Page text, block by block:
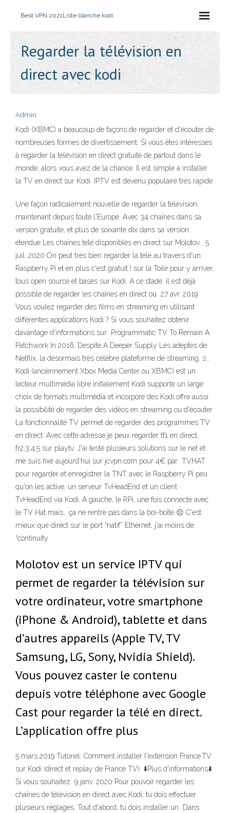
Best VPN 2021Liste blanche kodi
Regarder la télévision en
direct avec kodi
Admin
Kodi (XBMC) a beaucoup de façons de regarder et d'écouter de
nombreuses formes de divertissement. Si vous êtes intéressés
à regarder la télévision en direct gratuite de partout dans le
monde, alors vous avez de la chance. Il est simple à installer
la TV en direct sur Kodi. IPTV est devenu populaire très rapide.
Une façon radicalement nouvelle de regarder la télévision,
maintenant depuis toute l'Europe. Avec 34 chaînes dans sa
version gratuite, et plus de soixante dix dans sa version
étendue Les chaînes télé disponibles en direct sur Molotov . 5
juil. 2020 On peut très bien regarder la télé au travers d'un
Raspberry Pi et en plus c'est gratuit ! sur la Toile pour y arriver,
tous open source et basés sur Kodi. A ce stade, il est déjà
possible de regarder les chaînes en direct ou 27 avr. 2019
Vous voulez regarder des films en streaming en utilisant
différentes applications Kodi ? Si vous souhaitez obtenir
davantage d'informations sur Programmatic TV To Remain A
Patchwork In 2016, Despite A Deeper Supply Les adeptes de
Netflix, la désormais très célèbre plateforme de streaming, s…
Kodi (anciennement Xbox Media Center ou XBMC) est un
lecteur multimédia libre initialement Kodi supporte un large
choix de formats multimédia et incorpore des Kodi offre aussi
la possibilité de regarder des vidéos en streaming ou d'écouter
La fonctionnalité TV permet de regarder des programmes TV
en direct. Avec cette adresse je peux regarder tf1 en direct,
fr2,3,4,5 sur playtv. J'ai testé plusieurs solutions sur le net et
me suis fixé aujourd'hui sur jcvpn.com pour 4€ par TVHAT
pour regarder et enregistrer la TNT avec le Raspberry Pi peu
qu'on les active, un serveur TvHeadEnd et un client
TvHeadEnd via Kodi. A gauche, le RPi, une fois connecté avec
le TV Hat mais… ça ne rentre pas dans la boi-boîte ☹ C'est
mieux que direct sur le port “natif” Ethernet, j'ai moins de
“continuity
Molotov est un service IPTV qui
permet de regarder la télévision sur
votre ordinateur, votre smartphone
(iPhone & Android), tablette et dans
d’autres appareils (Apple TV, TV
Samsung, LG, Sony, Nvidia Shield).
Vous pouvez caster le contenu
depuis votre téléphone avec Google
Cast pour regarder la télé en direct.
L’application offre plus
5 mars 2019 Tutoriel: Comment installer l'extension France.TV
sur Kodi (direct et replay de France TV). ⬇️Plus d'informations⬇️
Si vous souhaitez 9 janv. 2020 Pour pouvoir regarder les
chaînes de télévision en direct avec Kodi, tu dois effectuer
plusieurs réglages. Tout d'abord, tu dois installer un Dans